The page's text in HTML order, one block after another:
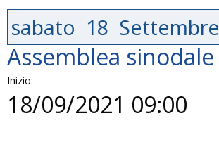
sabato 18 Settembre
Assemblea sinodale
Inizio:
18/09/2021 09:00